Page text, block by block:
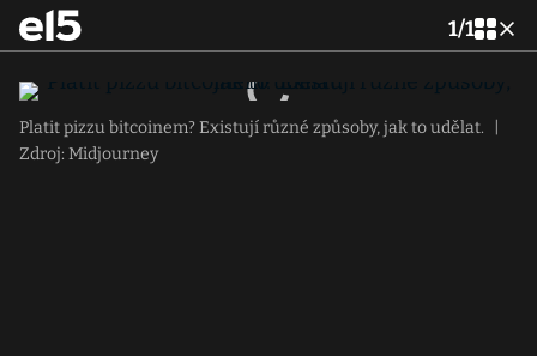
1/1
Platit pizzu bitcoinem? Existují různé způsoby, jak to udělat.
Zdroj: Midjourney